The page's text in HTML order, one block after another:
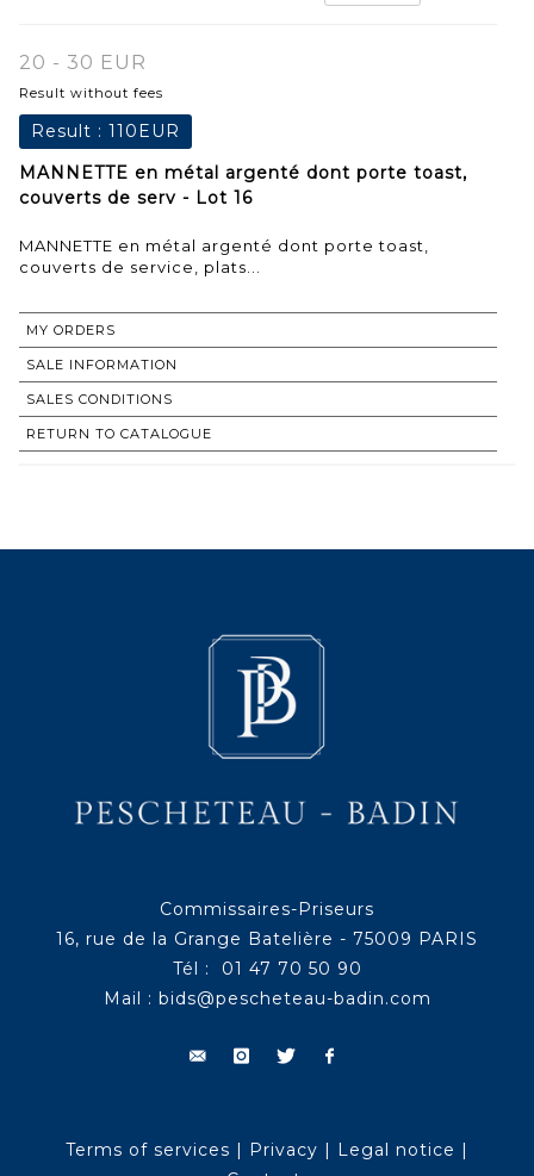
20 - 30 EUR
Result without fees
Result : 110EUR
MANNETTE en métal argenté dont porte toast,
couverts de serv - Lot 16
MANNETTE en métal argenté dont porte toast,
couverts de service, plats...
MY ORDERS
SALE INFORMATION
SALES CONDITIONS
RETURN TO CATALOGUE
Commissaires-Priseurs
16, rue de la Grange Batelière - 75009 PARIS
Tél : 01 47 70 50 90
Mail : bids@pescheteau-badin.com
Terms of services | Privacy | Legal notice |